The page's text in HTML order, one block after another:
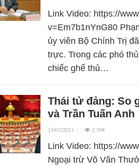
Link Video: https://
v=Em7b1nYnG80
ủy viên Bộ Chính Trị
trực. Trong các phó
chiếc ghế thủ…
Thái tử đảng: So
và Trần Tuấn Anh
15/03/2021 | | 2.398
Link Video: https://
Ngoại trừ Võ Văn